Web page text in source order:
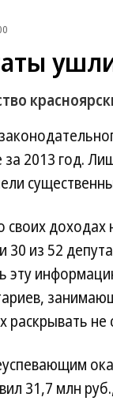
за 2013 год.
своих доходах
30 из 52
эту
раскрывать не
31,7 млн